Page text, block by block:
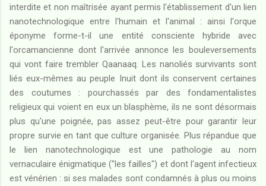
interdite et non maîtrisée ayant permis l'établissement d'un lien
nanotechnologique entre l'humain et l'animal : ainsi l'orque
éponyme forme-t-il une entité consciente hybride avec
l'orcamancienne dont l'arrivée annonce les bouleversements
qui vont faire trembler Qaanaaq. Les nanoliés survivants sont
liés eux-mêmes au peuple Inuit dont ils conservent certaines
des coutumes : pourchassés par des fondamentalistes
religieux qui voient en eux un blasphème, ils ne sont désormais
plus qu'une poignée, pas assez peut-être pour garantir leur
propre survie en tant que culture organisée. Plus répandue que
le lien nanotechnologique est une pathologie au nom
vernaculaire énigmatique ("les failles") et dont l'agent infectieux
est vénérien : si ses malades sont condamnés à plus ou moins